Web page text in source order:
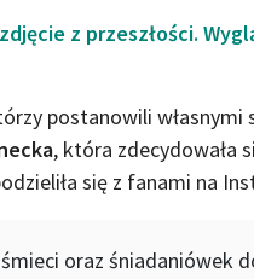
z przeszłości.
postanowili własnymi
, która zdecydowała
się z fanami na
oraz śniadaniówek